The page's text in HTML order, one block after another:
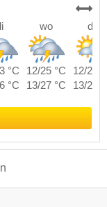
wo do
°C 12/25 °C
12/24
°C 13/27 °C 13/27